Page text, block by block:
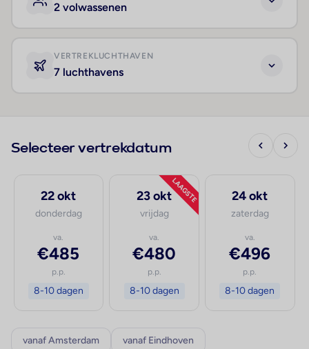
2 volwassenen
VERTREKLUCHTHAVEN
7 luchthavens
Selecteer vertrekdatum
22 okt
donderdag
va.
€485
p.p.
8-10 dagen
LAAGSTE
23 okt
vrijdag
va.
€480
p.p.
8-10 dagen
24 okt
zaterdag
va.
€496
p.p.
8-10 dagen
vanaf Amsterdam vanaf Eindhoven